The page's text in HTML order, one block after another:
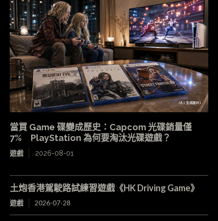
當買 Game 碟變成歷史：Capcom 光碟銷量僅
7% PlayStation 為何要淘汰光碟遊戲？
遊戲 2026-08-01
土炮香港駕駛路試練習遊戲《HK Driving Game》
遊戲 2026-07-28